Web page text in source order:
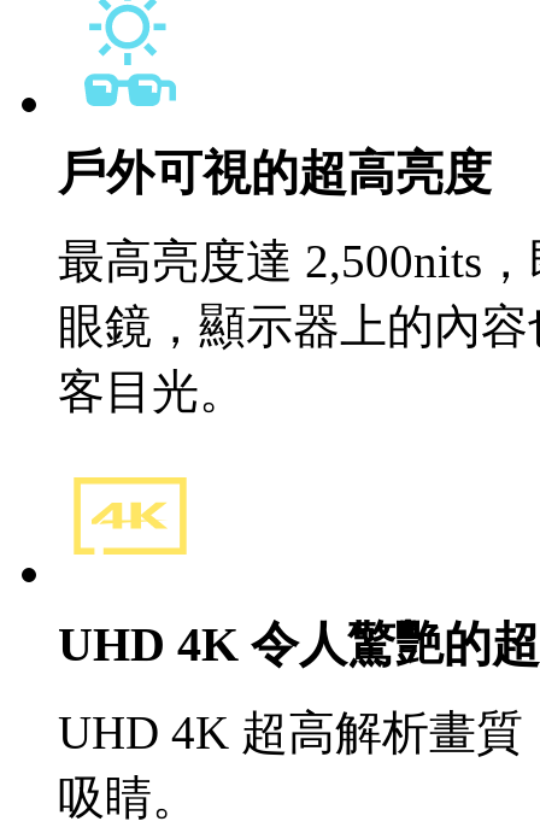
戶外可視的超高亮度
最高亮度達 2,500nits
眼鏡，顯示器上的內
客目光。
UHD 4K 令人驚艷的
UHD 4K 超高解析畫
吸睛。